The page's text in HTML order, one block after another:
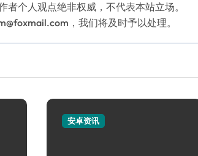
者个人观点绝非权威，不代表本站立场。
，我们将及时予以处理。
安卓资讯